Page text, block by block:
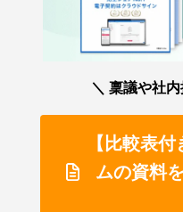
＼ 稟議や社
【比較表
ムの資料